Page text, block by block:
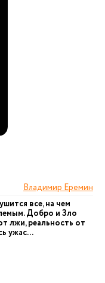
Владимир Еремин
все, на чем
Добро и Зло
лжи, реальность от
ужас...